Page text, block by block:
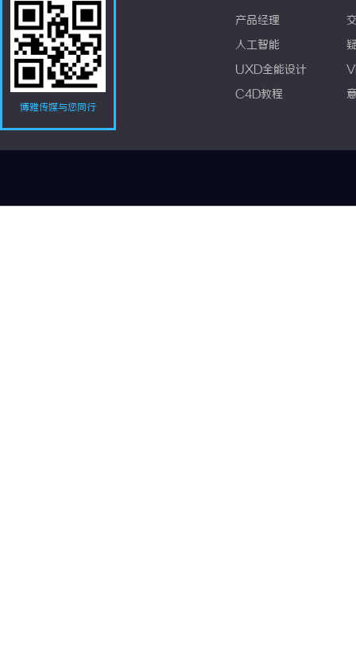
博雅传媒与您同行
产品经理
人工智能
UXD全能设计
C4D教程